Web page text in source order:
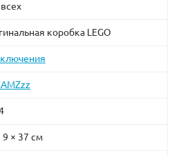
коробка LEGO
9 × 37 см